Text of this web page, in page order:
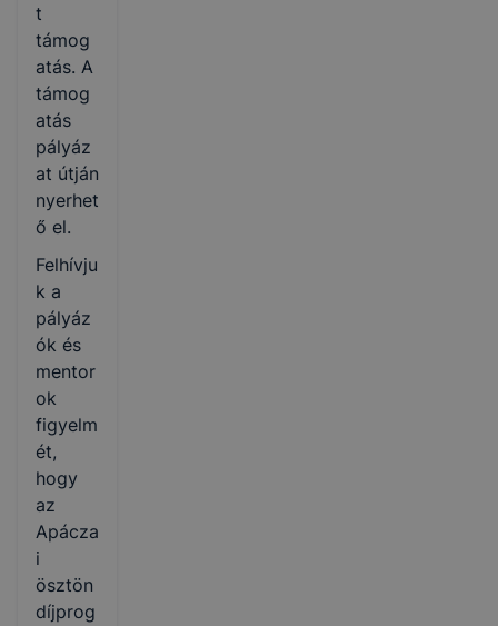
t
támog
atás. A
támog
atás
pályáz
at útján
nyerhet
ő el.
Felhívju
k a
pályáz
ók és
mentor
ok
figyelm
ét,
hogy
az
Apácza
i
ösztön
díjprog